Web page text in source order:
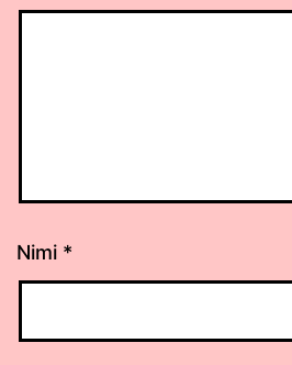
Nimi *